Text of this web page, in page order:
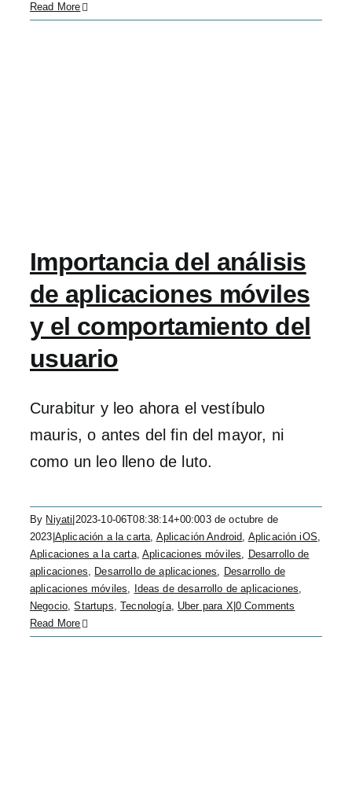
Read More
Importancia del análisis
de aplicaciones móviles
y el comportamiento del
usuario
Curabitur y leo ahora el vestíbulo
mauris, o antes del fin del mayor, ni
como un leo lleno de luto.
By Niyati 2023-10-06T08:38:14+00:003 de octubre de
2023 Aplicación a la carta, Aplicación Android, Aplicación iOS,
Aplicaciones a la carta,Aplicaciones móviles, Desarrollo de
aplicaciones, Desarrollo de aplicaciones, Desarrollo de
aplicaciones móviles, Ideas de desarrollo de aplicaciones,
Negocio,Startups,Tecnología, Uber para X| 0 Comments
Read More